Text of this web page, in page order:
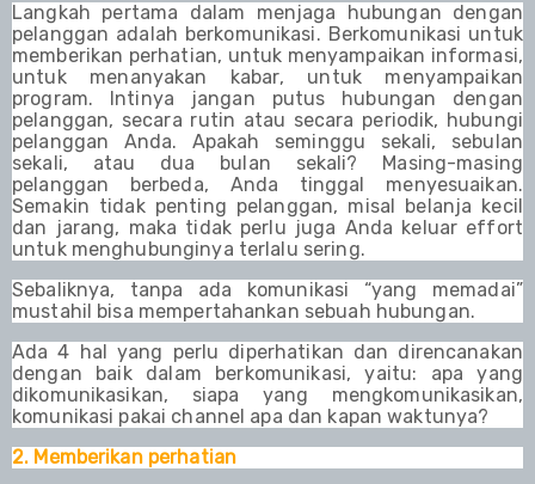
Langkah pertama dalam menjaga hubungan dengan
pelanggan adalah berkomunikasi. Berkomunikasi untuk
memberikan perhatian, untuk menyampaikan informasi,
untuk menanyakan kabar, untuk menyampaikan
program. Intinya jangan putus hubungan dengan
pelanggan, secara rutin atau secara periodik, hubungi
pelanggan Anda. Apakah seminggu sekali, sebulan
sekali, atau dua bulan sekali? Masing-masing
pelanggan berbeda, Anda tinggal menyesuaikan.
Semakin tidak penting pelanggan, misal belanja kecil
dan jarang, maka tidak perlu juga Anda keluar effort
untuk menghubunginya terlalu sering.
Sebaliknya, tanpa ada komunikasi “yang memadai”
mustahil bisa mempertahankan sebuah hubungan.
Ada 4 hal yang perlu diperhatikan dan direncanakan
dengan baik dalam berkomunikasi, yaitu: apa yang
dikomunikasikan, siapa yang mengkomunikasikan,
komunikasi pakai channel apa dan kapan waktunya?
2. Memberikan perhatian